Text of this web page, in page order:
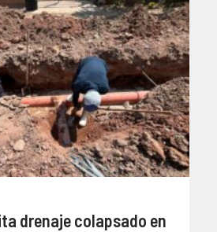
drenaje colapsado en